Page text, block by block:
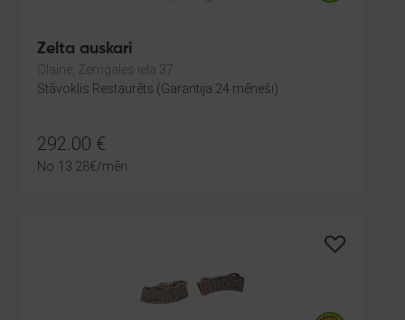
Zelta auskari
Olaine, Zemgales iela 37
Stāvoklis Restaurēts (Garantija 24 mēneši)
292.00 €
No 13.28€/mēn.